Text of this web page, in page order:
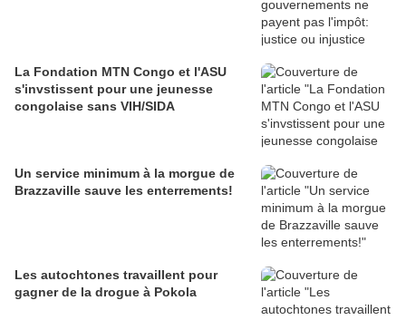
La Fondation MTN Congo et l'ASU
s'invstissent pour une jeunesse
congolaise sans VIH/SIDA
Un service minimum à la morgue de
Brazzaville sauve les enterrements!
Les autochtones travaillent pour
gagner de la drogue à Pokola